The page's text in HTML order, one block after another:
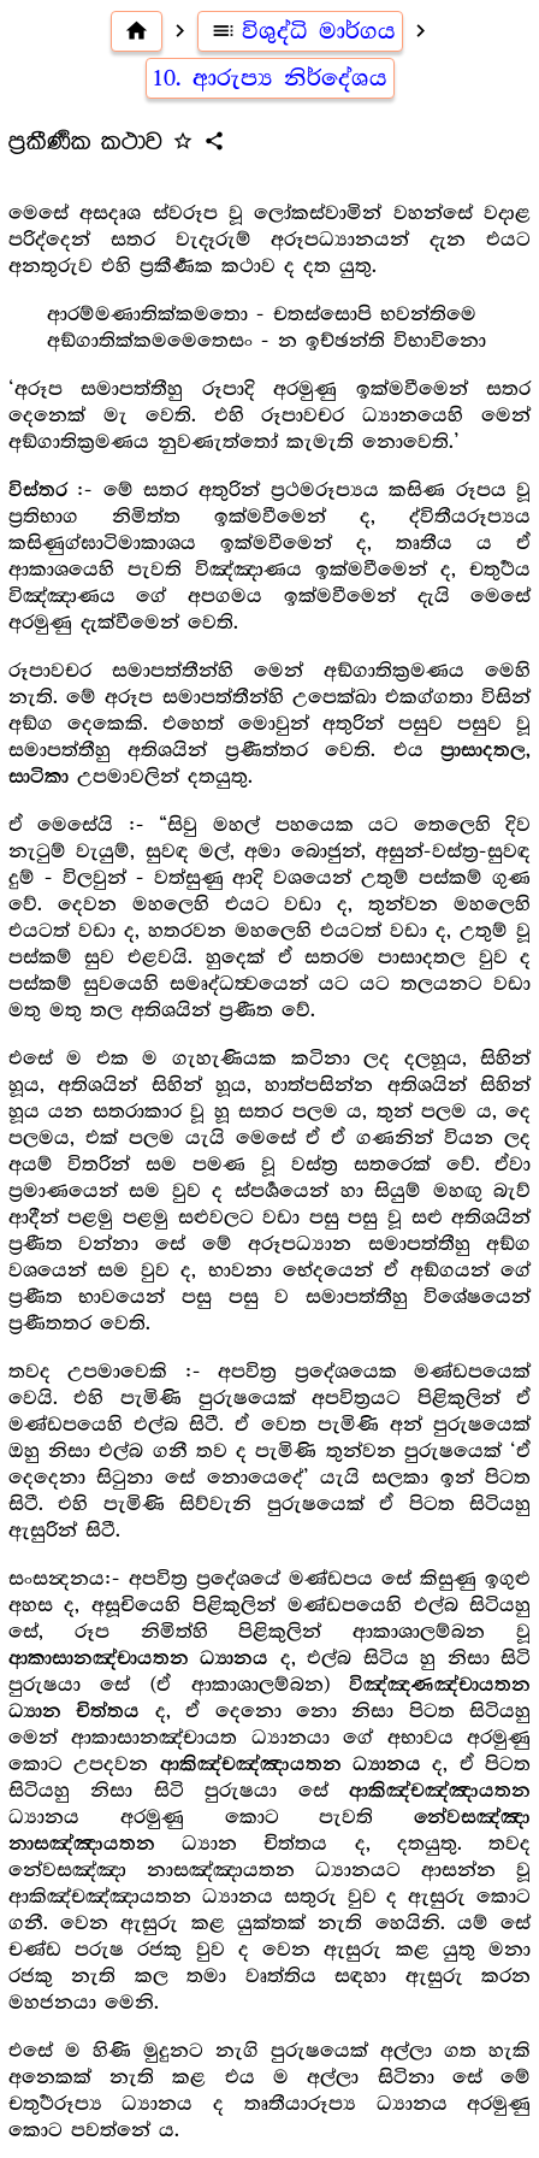
home navigate_next toc විශුද්ධි මාර්ගය navigate_next
10. ආරුප්‍ය නිර්දේශය
ප්‍ර‍කීර්‍ණක කථාව star_outline share
මෙසේ අසදෘශ ස්වරූප වූ ලෝකස්වාමින් වහන්සේ වදාළ
පරිද්දෙන් සතර වැදෑරුම් අරූපධ්‍යානයන් දැන එයට
අනතුරුව එහි ප්‍ර‍කීර්‍ණක කථාව ද දත යුතු.
ආරම්මණාතික්කමතො - චතස්සොපි භවන්තිමෙ
අඞ්ගාතික්කමමෙතෙසං - න ඉච්ඡන්ති විභාවිනො
‘අරූප සමාපත්තීහු රූපාදි අරමුණු ඉක්මවීමෙන් සතර
දෙනෙක් මැ වෙති. එහි රූපාවචර ධ්‍යානයෙහි මෙන්
අඞ්ගාතික්‍ර‍මණය නුවණැත්තෝ කැමැති නොවෙති.’
විස්තර:- මේ සතර අතුරින් ප්‍ර‍ථමරූප්‍යය කසිණ රූපය වූ
ප්‍ර‍තිභාග නිමිත්ත ඉක්මවීමෙන් ද, ද්විතීයරූප්‍යය
කසිණුග්ඝාටිමාකාශය ඉක්මවීමෙන් ද, තෘතීය ය ඒ
ආකාශයෙහි පැවති විඤ්ඤාණය ඉක්මවීමෙන් ද, චතුර්‍ථය
විඤ්ඤාණය ගේ අපගමය ඉක්මවීමෙන් දැයි මෙසේ
අරමුණු දැක්වීමෙන් වෙති.
රූපාවචර සමාපත්තීන්හි මෙන් අඞ්ගාතික්‍ර‍මණය මෙහි
නැති. මේ අරූප සමාපත්තීන්හි උපෙක්ඛා එකග්ගතා විසින්
අඞ්ග දෙකෙකි. එහෙත් මොවුන් අතුරින් පසුව පසුව වූ
සමාපත්තීහු අතිශයින් ප්‍ර‍ණීත්තර වෙති. එයප්‍රාසාදතල,
සාටිකාඋපමාවලින් දතයුතු.
ඒ මෙසේයි :- “සිවු මහල් පහයෙක යට තෙලෙහි දිව
නැටුම් වැයුම්, සුවඳ මල්, අමා බොජුන්, අසුන්-වස්ත්‍ර‍-සුවඳ
දුම් - විලවුන් - වත්සුණු ආදි වශයෙන් උතුම් පස්කම් ගුණ
වේ. දෙවන මහලෙහි එයට වඩා ද, තුන්වන මහලෙහි
එයටත් වඩා ද, හතරවන මහලෙහි එයටත් වඩා ද, උතුම් වූ
පස්කම් සුව එළවයි. හුදෙක් ඒ සතරම පාසාදතල වුව ද
පස්කම් සුවයෙහි සමෘද්ධත්‍වයෙන් යට යට තලයනට වඩා
මතු මතු තල අතිශයින් ප්‍ර‍ණීත වේ.
එසේ ම එක ම ගැහැණියක කටිනා ලද දලහූය, සිහින්
හූය, අතිශයින් සිහින් හූය, හාත්පසින්න අතිශයින් සිහින්
හූය යන සතරාකාර වූ හූ සතර පලම ය, තුන් පලම ය, දෙ
පලමය, එක් පලම යැයි මෙසේ ඒ ඒ ගණනින් වියන ලද
අයම් විතරින් සම පමණ වූ වස්ත්‍ර‍ සතරෙක් වේ. ඒවා
ප්‍ර‍මාණයෙන් සම වුව ද ස්පර්‍ශයෙන් හා සියුම් මහඟු බැව්
ආදීන් පළමු පළමු සළුවලට වඩා පසු පසු වූ සළු අතිශයින්
ප්‍ර‍ණීත වන්නා සේ මේ අරූපධ්‍යාන සමාපත්තීහු අඞ්ග
වශයෙන් සම වුව ද, භාවනා භේදයෙන් ඒ අඞ්ගයන් ගේ
ප්‍ර‍ණීත භාවයෙන් පසු පසු ව සමාපත්තීහු විශේෂයෙන්
ප්‍ර‍ණීතතර වෙති.
තවද උපමාවෙකි :- අපවිත්‍ර‍ ප්‍රදේශයෙක මණ්ඩපයෙක්
වෙයි. එහි පැමිණි පුරුෂයෙක් අපවිත්‍ර‍යට පිළිකුලින් ඒ
මණ්ඩපයෙහි එල්බ සිටී. ඒ වෙත පැමිණි අන් පුරුෂයෙක්
ඔහු නිසා එල්බ ගනී තව ද පැමිණි තුන්වන පුරුෂයෙක් ‘ඒ
දෙදෙනා සිටුනා සේ නොයෙදේ’ යැයි සලකා ඉන් පිටත
සිටී. එහි පැමිණි සිව්වැනි පුරුෂයෙක් ඒ පිටත සිටියහු
ඇසුරින් සිටී.
සංසන්‍දනය:- අපවිත්‍ර‍ ප්‍රදේශයේ මණ්ඩපය සේ කිසුණු ඉගුළු
අහස ද, අසූචියෙහි පිළිකුලින් මණ්ඩපයෙහි එල්බ සිටියහු
සේ, රූප නිමිත්හි පිළිකුලින් ආකාශාලම්බන වූ
ආකාසානඤ්චායතන ධ්‍යානය ද, එල්බ සිටිය හු නිසා සිටි
පුරුෂයා සේ (ඒ ආකාශාලම්බන)විඤ්ඤණඤ්චායතන
ධ්‍යාන චිත්තය ද, ඒ දෙනො නො නිසා පිටත සිටියහු
මෙන් ආකාසානඤ්චායත ධ්‍යානයා ගේ අභාවය අරමුණු
කොට උපදවන ආකිඤ්චඤ්ඤායතන ධ්‍යානය ද, ඒ පිටත
සිටියහු නිසා සිටි පුරුෂයා සේආකිඤ්චඤ්ඤායතන
ධ්‍යානය අරමුණු කොට පැවතිනේවසඤ්ඤා
නාසඤ්ඤායතන ධ්‍යාන චිත්තය ද, දතයුතු. තවද
නේවසඤ්ඤා නාසඤ්ඤායතන ධ්‍යානයට ආසන්න වූ
ආකිඤ්චඤ්ඤායතන ධ්‍යානය සතුරු වුව ද ඇසුරු කොට
ගනී. වෙන ඇසුරු කළ යුක්තක් නැති හෙයිනි. යම් සේ
චණ්ඩ පරුෂ රජකු වුව ද වෙන ඇසුරු කළ යුතු මනා
රජකු නැති කල තමා වෘත්තිය සඳහා ඇසුරු කරන
මහජනයා මෙනි.
එසේ ම හිණි මුදුනට නැගි පුරුෂයෙක් අල්ලා ගත හැකි
අනෙකක් නැති කළ එය ම අල්ලා සිටිනා සේ මේ
චතුර්‍ථරූප්‍ය ධ්‍යානය ද තෘතීයාරූප්‍ය ධ්‍යානය අරමුණු
කොට පවත්නේ ය.